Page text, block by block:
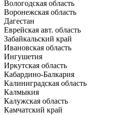
Вологодская область
Воронежская область
Дагестан
Еврейская авт. область
Забайкальский край
Ивановская область
Ингушетия
Иркутская область
Кабардино-Балкария
Калиниградская область
Калмыкия
Калужская область
Камчатский край